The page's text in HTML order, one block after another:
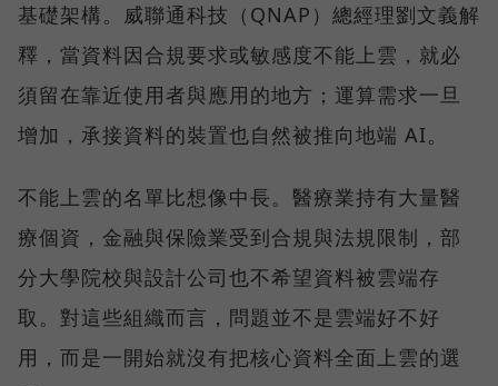
基礎架構。威聯通科技（QNAP）總經理劉文義解
釋，當資料因合規要求或敏感度不能上雲，就必
須留在靠近使用者與應用的地方；運算需求一旦
增加，承接資料的裝置也自然被推向地端 AI。
不能上雲的名單比想像中長。醫療業持有大量醫
療個資，金融與保險業受到合規與法規限制，部
分大學院校與設計公司也不希望資料被雲端存
取。對這些組織而言，問題並不是雲端好不好
用，而是一開始就沒有把核心資料全面上雲的選